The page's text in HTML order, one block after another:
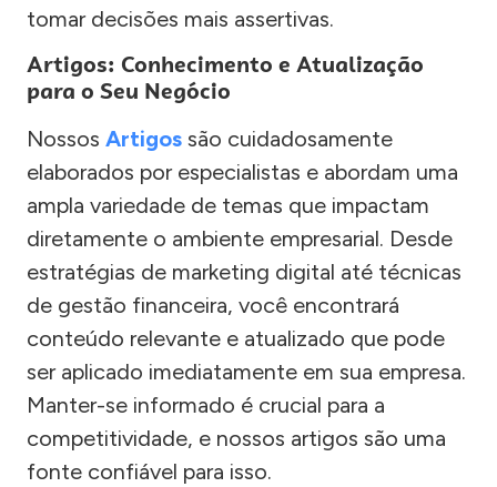
tomar decisões mais assertivas.
Artigos: Conhecimento e Atualização
para o Seu Negócio
Nossos Artigos são cuidadosamente
elaborados por especialistas e abordam uma
ampla variedade de temas que impactam
diretamente o ambiente empresarial. Desde
estratégias de marketing digital até técnicas
de gestão financeira, você encontrará
conteúdo relevante e atualizado que pode
ser aplicado imediatamente em sua empresa.
Manter-se informado é crucial para a
competitividade, e nossos artigos são uma
fonte confiável para isso.